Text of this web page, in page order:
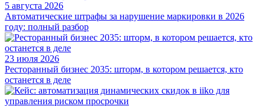
5 августа 2026
Автоматические штрафы за нарушение маркировки в 2026
году: полный разбор
23 июля 2026
Ресторанный бизнес 2035: шторм, в котором решается, кто
останется в деле